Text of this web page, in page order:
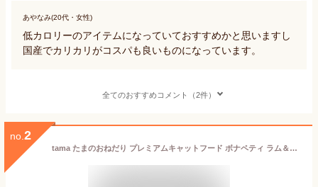
あやなみ(20代・女性)
低カロリーのアイテムになっていておすすめかと思いますし
国産でカリカリがコスパも良いものになっています。
全てのおすすめコメント（2件）
no. 2
tama たまのおねだり プレミアムキャットフード ボナペティ ラム＆フィッシュ 600g 猫 キャットフード ドライ グレインフリー 低カロリー 低リン 腎臓 総合栄養食 成猫 シニア猫 ラム 魚 ヘアボールケア 肥満ケア 尿ケア